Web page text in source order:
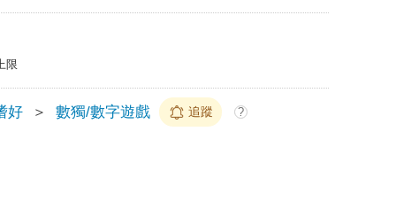
限
好 ＞ 數獨/數字遊戲 追蹤 ?